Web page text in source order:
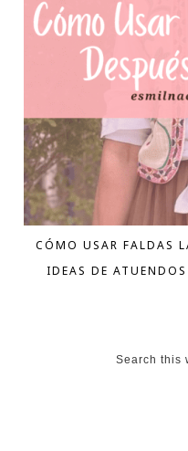
CÓMO USAR FALDAS
IDEAS DE